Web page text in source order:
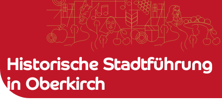
Historische Stadtführung
in Oberkirch